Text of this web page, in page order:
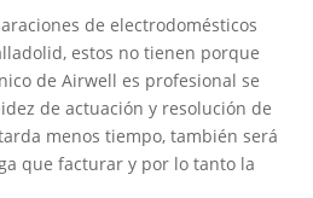
de electrodomésticos
estos no tienen porque
de Airwell es profesional se
de actuación y resolución de
menos tiempo, también será
que facturar y por lo tanto la